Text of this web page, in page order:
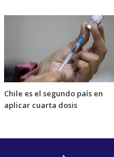
Chile es el segundo país en
aplicar cuarta dosis